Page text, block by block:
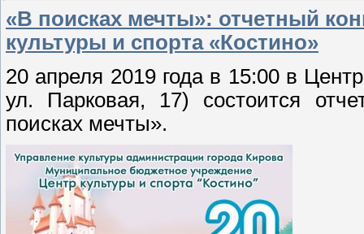
«В поисках мечты»: отчетный
культуры и спорта «Костино»
20 апреля 2019 года в 15:00 в
ул. Парковая, 17) состоится
поисках мечты».